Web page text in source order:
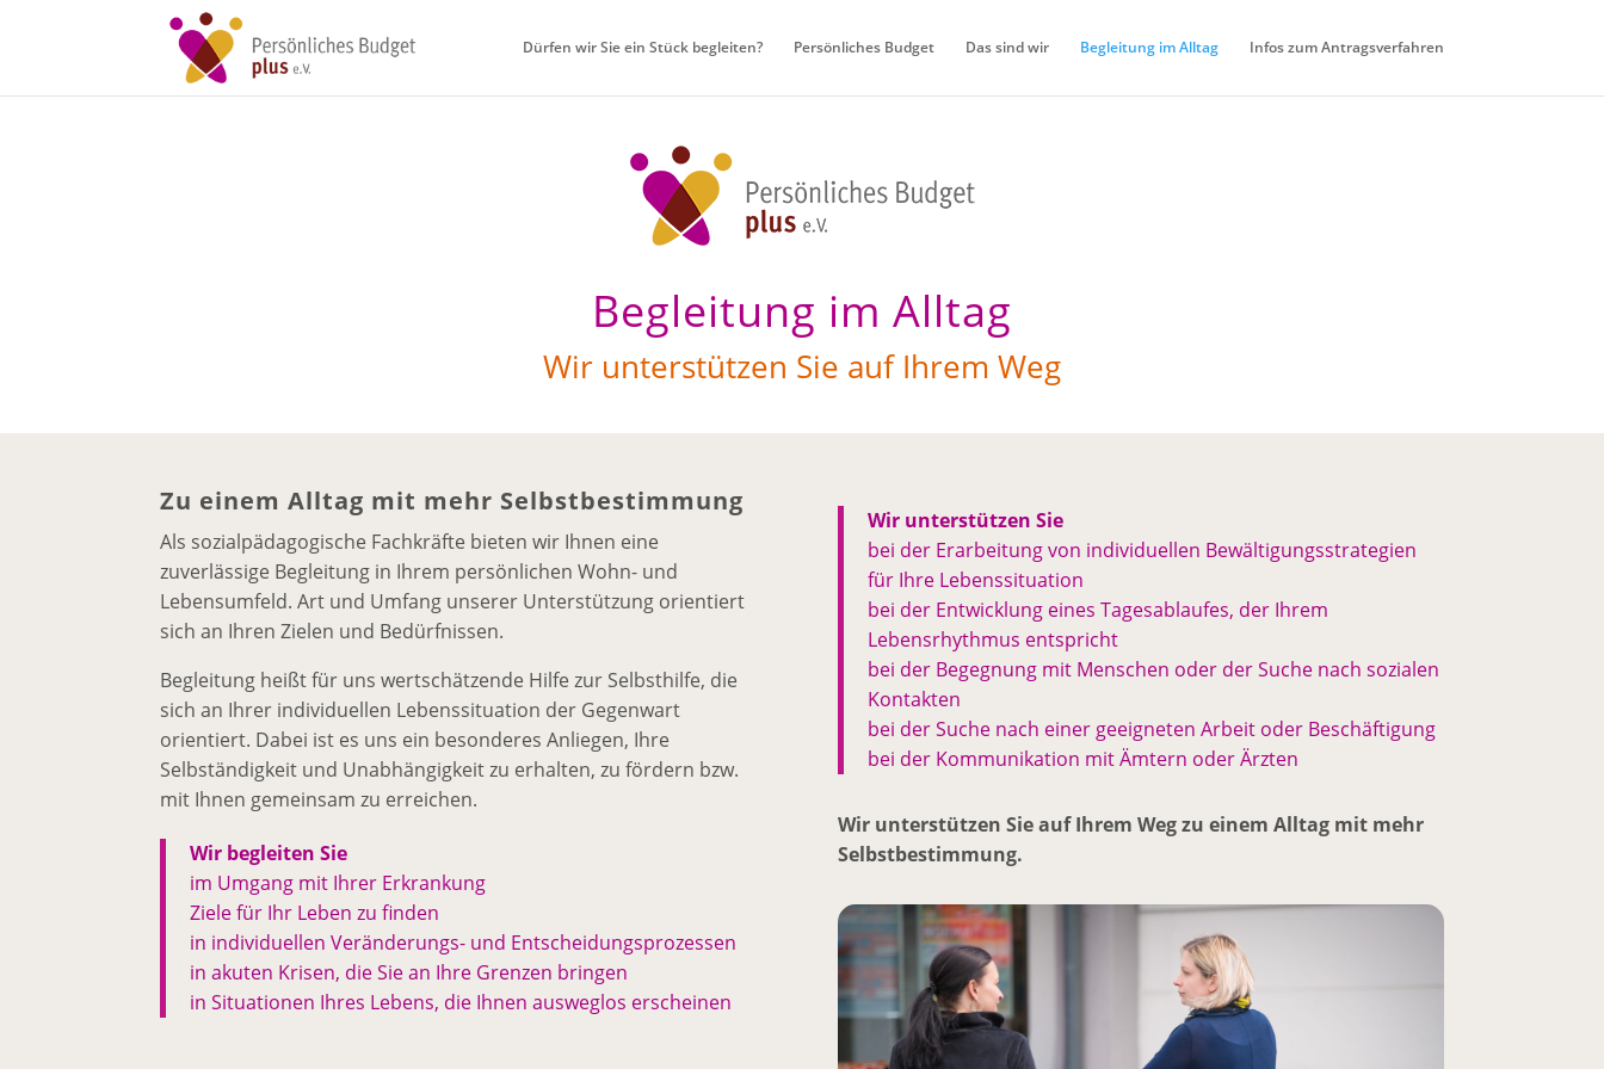
Dürfen wir Sie ein Stück begleiten? Persönliches Budget Das sind wir Begleitung im Alltag Infos zum Antragsverfahren
Begleitung im Alltag
Wir unterstützen Sie auf Ihrem Weg
Zu einem Alltag mit mehr Selbstbestimmung
Als sozialpädagogische Fachkräfte bieten wir Ihnen eine
zuverlässige Begleitung in Ihrem persönlichen Wohn- und
Lebensumfeld. Art und Umfang unserer Unterstützung orientiert
sich an Ihren Zielen und Bedürfnissen.
Begleitung heißt für uns wertschätzende Hilfe zur Selbsthilfe, die
sich an Ihrer individuellen Lebenssituation der Gegenwart
orientiert. Dabei ist es uns ein besonderes Anliegen, Ihre
Selbständigkeit und Unabhängigkeit zu erhalten, zu fördern bzw.
mit Ihnen gemeinsam zu erreichen.
Wir begleiten Sie
im Umgang mit Ihrer Erkrankung
Ziele für Ihr Leben zu finden
in individuellen Veränderungs- und Entscheidungsprozessen
in akuten Krisen, die Sie an Ihre Grenzen bringen
in Situationen Ihres Lebens, die Ihnen ausweglos erscheinen
Wir unterstützen Sie
bei der Erarbeitung von individuellen Bewältigungsstrategien
für Ihre Lebenssituation
bei der Entwicklung eines Tagesablaufes, der Ihrem
Lebensrhythmus entspricht
bei der Begegnung mit Menschen oder der Suche nach sozialen
Kontakten
bei der Suche nach einer geeigneten Arbeit oder Beschäftigung
bei der Kommunikation mit Ämtern oder Ärzten
Wir unterstützen Sie auf Ihrem Weg zu einem Alltag mit mehr
Selbstbestimmung.